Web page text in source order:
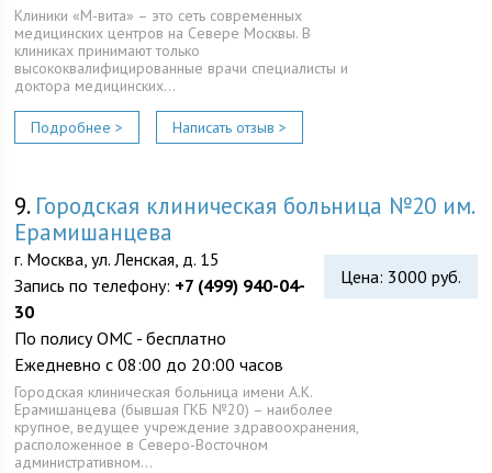
Клиники «М-вита» – это сеть современных
медицинских центров на Севере Москвы. В
клиниках принимают только
высококвалифицированные врачи специалисты и
доктора медицинских…
Подробнее > Написать отзыв >
9. Городская клиническая больница №20 им.
Ерамишанцева
Цена: 3000 руб.
г. Москва, ул. Ленская, д. 15
Запись по телефону: +7 (499) 940-04-
30
По полису ОМС - бесплатно
Ежедневно с 08:00 до 20:00 часов
Городская клиническая больница имени А.К.
Ерамишанцева (бывшая ГКБ №20) – наиболее
крупное, ведущее учреждение здравоохранения,
расположенное в Северо-Восточном
административном…